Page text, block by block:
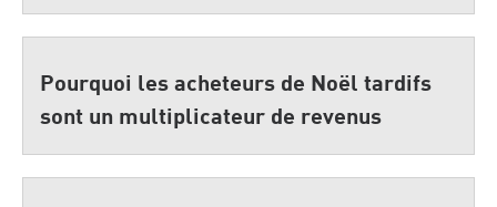
Pourquoi les acheteurs de Noël tardifs
sont un multiplicateur de revenus